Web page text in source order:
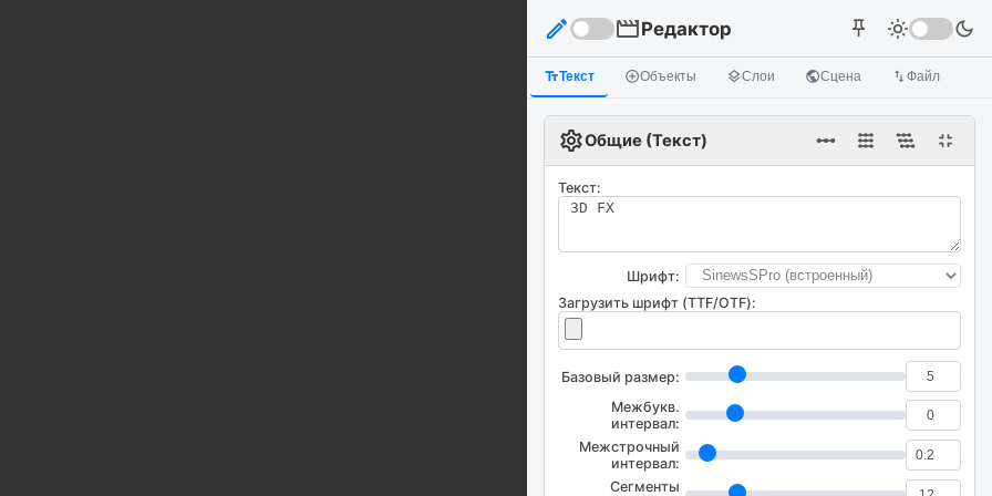
edit movieРедактор push_pin light_mode dark_mode
text_fieldsТекст add_circle_outlineОбъекты layersСлои publicСцена import_export Файл
settingsОбщие (Текст) linear_scale fullscreen_exit
Текст:
Шрифт:
Загрузить шрифт (TTF/OTF):
Базовый размер:
Межбукв.
интервал:
Межстрочный
интервал:
Сегменты